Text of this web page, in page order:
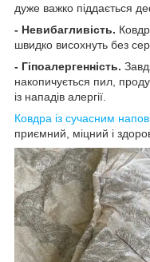
дуже важко піддається
- Невибагливість.
швидко висохнуть без
- Гіпоалергенність.
накопичується пил,
із нападів алергії.
Ковдра із сучасним
приємний, міцний і